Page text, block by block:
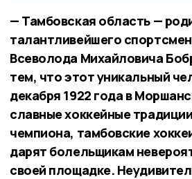
— Тамбовская область —
талантливейшего
Всеволода Михайловича
тем, что этот уникальный
декабря 1922 года в
славные хоккейные
чемпиона, тамбовские
дарят болельщикам
своей площадке.